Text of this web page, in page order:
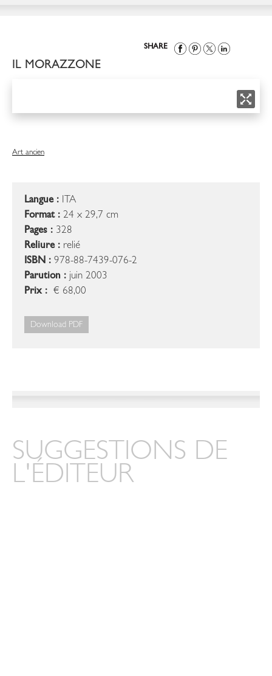
SHARE
IL MORAZZONE
Art ancien
Langue : ITA
Format : 24 x 29,7 cm
Pages : 328
Reliure : relié
ISBN : 978-88-7439-076-2
Parution : juin 2003
Prix : € 68,00
Download PDF
SUGGESTIONS DE
L'ÉDITEUR